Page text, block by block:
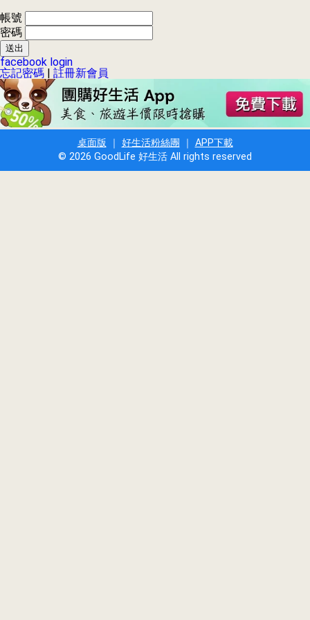
帳號
密碼
facebook login
忘記密碼 | 註冊新會員
桌面版 ｜ 好生活粉絲團 ｜ APP下載
© 2026 GoodLife 好生活 All rights reserved